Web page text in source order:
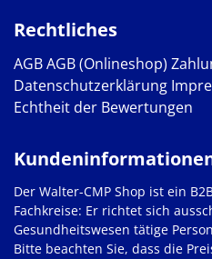
Rechtliches
AGBAGB (Onlineshop)
Datenschutzerklärung
Echtheit der Bewertungen
Der Walter-CMP Shop ist ein
Fachkreise: Er richtet sich
Gesundheitswesen tätige
Bitte beachten Sie, dass die